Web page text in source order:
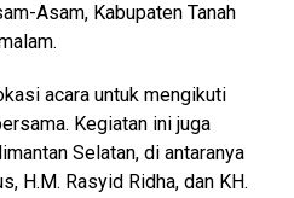
Asam, Kabupaten Tanah
acara untuk mengikuti
Kegiatan ini juga
Selatan, di antaranya
H.M. Rasyid Ridha, dan KH.